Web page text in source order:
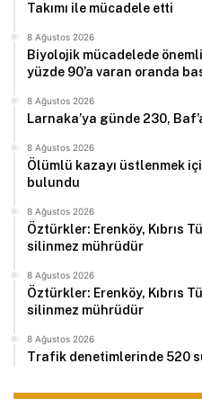
Takımı ile mücadele etti
8 Ağustos 2026
Biyolojik mücadelede
yüzde 90’a varan oranda
8 Ağustos 2026
Larnaka’ya günde 230,
8 Ağustos 2026
Ölümlü kazayı üstlenmek
bulundu
8 Ağustos 2026
Öztürkler: Erenköy, Kıbrıs
silinmez mührüdür
8 Ağustos 2026
Öztürkler: Erenköy, Kıbrıs
silinmez mührüdür
8 Ağustos 2026
Trafik denetimlerinde 520